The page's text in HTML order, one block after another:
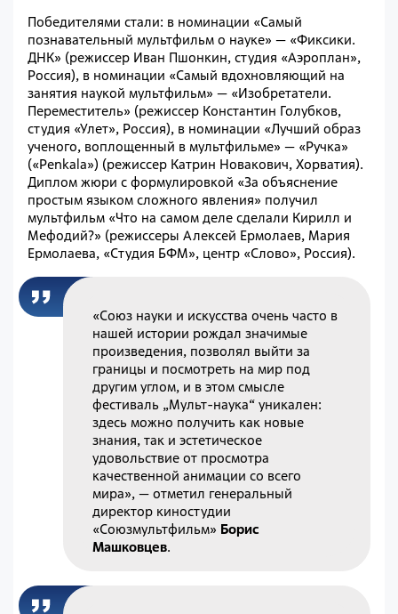
Победителями стали: в номинации «Самый
познавательный мультфильм о науке» — «Фиксики.
ДНК» (режиссер Иван Пшонкин, студия «Аэроплан»,
Россия), в номинации «Самый вдохновляющий на
занятия наукой мультфильм» — «Изобретатели.
Переместитель» (режиссер Константин Голубков,
студия «Улет», Россия), в номинации «Лучший образ
ученого, воплощенный в мультфильме» — «Ручка»
(«Penkala») (режиссер Катрин Новакович, Хорватия).
Диплом жюри с формулировкой «За объяснение
простым языком сложного явления» получил
мультфильм «Что на самом деле сделали Кирилл и
Мефодий?» (режиссеры Алексей Ермолаев, Мария
Ермолаева, «Студия БФМ», центр «Слово», Россия).
«Союз науки и искусства очень часто в
нашей истории рождал значимые
произведения, позволял выйти за
границы и посмотреть на мир под
другим углом, и в этом смысле
фестиваль „Мульт-наука“ уникален:
здесь можно получить как новые
знания, так и эстетическое
удовольствие от просмотра
качественной анимации со всего
мира», — отметил генеральный
директор киностудии
«Союзмультфильм» Борис
Машковцев.